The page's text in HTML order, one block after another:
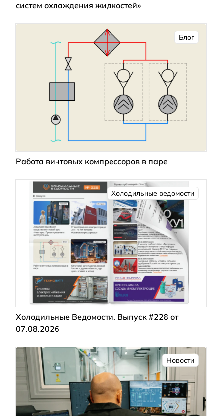
систем охлаждения жидкостей»
Блог
Работа винтовых компрессоров в паре
Холодильные ведомости
Холодильные Ведомости. Выпуск #228 от
07.08.2026
Новости